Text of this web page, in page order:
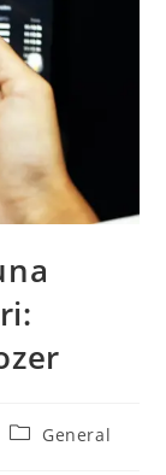
PostGeneral